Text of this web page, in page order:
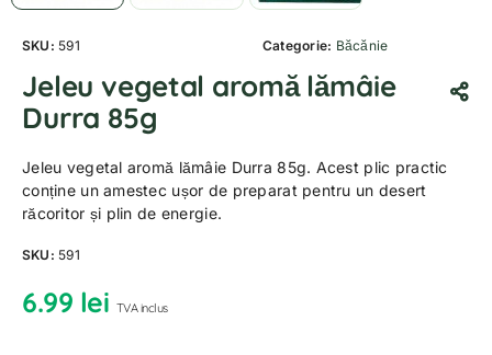
SKU: 591 Categorie: Băcănie
Jeleu vegetal aromă lămâie
Durra 85g
Jeleu vegetal aromă lămâie Durra 85g. Acest plic practic
conține un amestec ușor de preparat pentru un desert
răcoritor și plin de energie.
SKU: 591
6.99 lei TVA inclus